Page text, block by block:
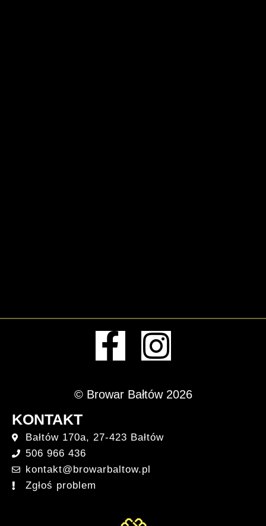
© Browar Bałtów 2026
KONTAKT
Bałtów 170a, 27-423 Bałtów
506 966 436
kontakt@browarbaltow.pl
Zgłoś problem